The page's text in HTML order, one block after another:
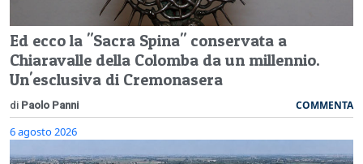
Ed ecco la "Sacra Spina" conservata a
Chiaravalle della Colomba da un millennio.
Un'esclusiva di Cremonasera
di Paolo Panni COMMENTA
6 agosto 2026